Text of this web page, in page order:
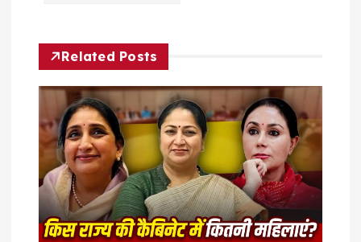
v
g
a
t
Related Posts